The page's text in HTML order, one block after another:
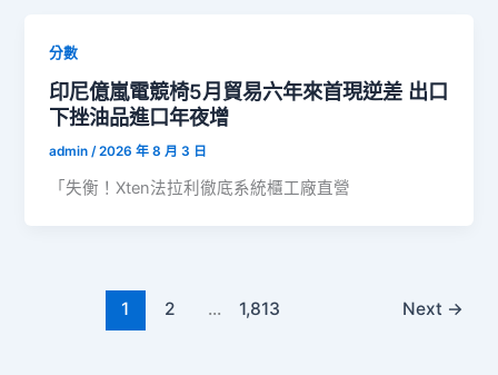
分數
印尼億嵐電競椅5月貿易六年來首現逆差 出口
下挫油品進口年夜增
admin/2026 年 8 月 3 日
「失衡！Xten法拉利徹底系統櫃工廠直營
1 2 ... 1,813 Next →